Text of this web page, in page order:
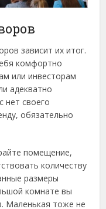
зависит их итог.
комфортно
или инвесторам
адекватно
нет своего
обязательно
помещение,
количеству
размеры
комнате вы
Маленькая тоже не